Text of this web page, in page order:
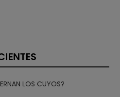
LOS CUYOS?